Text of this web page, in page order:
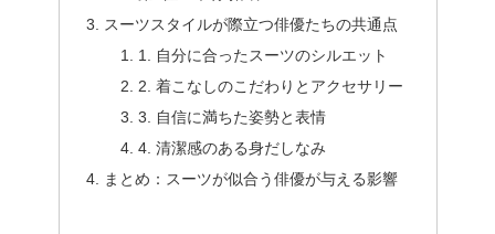
スーツスタイルが際立つ俳優たちの共通点
1. 自分に合ったスーツのシルエット
2. 着こなしのこだわりとアクセサリー
3. 自信に満ちた姿勢と表情
4. 清潔感のある身だしなみ
まとめ：スーツが似合う俳優が与える影響